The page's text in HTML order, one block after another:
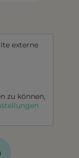
externe
zu können,